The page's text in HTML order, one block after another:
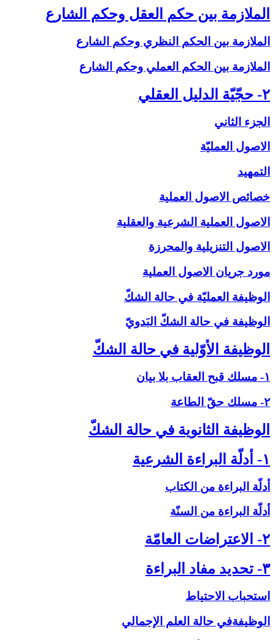
الملازمة بين حكم العقل وحكم الشارع‏
الملازمة بين الحكم النظري وحكم الشارع
الملازمة بين الحكم العملي وحكم الشارع
۲- حجّيّة الدليل العقلي‏
الجزء الثاني
الاصول العمليّة
التمهيد
خصائص الاصول العملية
الاصول العملية الشرعية والعقلية
الاصول التنزيلية والمحرزة
مورد جريان الاصول العملية
الوظيفة العمليّة في حالة الشكّ‏
الوظيفة في حالة الشكّ البَدويّ
الوظيفة الأوّلية في حالة الشكّ‏
۱- مسلك قبح العقاب بلا بيان
۲- مسلك حقّ الطاعة
الوظيفة الثانوية في حالة الشكّ‏
۱- أدلّة البراءة الشرعية
أدلّة البراءة من الكتاب
أدلّة البراءة من السنّة
۲- الاعتراضات العامّة
۳- تحديد مفاد البراءة
استحباب الاحتياط
الوظيفةفي حالة العلم الإجمالي‏